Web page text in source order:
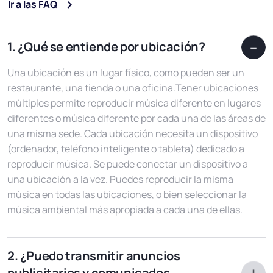
Ir a las FAQ
1. ¿Qué se entiende por ubicación?
Una ubicación es un lugar físico, como pueden ser un
restaurante, una tienda o una oficina.Tener ubicaciones
múltiples permite reproducir música diferente en lugares
diferentes o música diferente por cada una de las áreas de
una misma sede. Cada ubicación necesita un dispositivo
(ordenador, teléfono inteligente o tableta) dedicado a
reproducir música. Se puede conectar un dispositivo a
una ubicación a la vez. Puedes reproducir la misma
música en todas las ubicaciones, o bien seleccionar la
música ambiental más apropiada a cada una de ellas.
2. ¿Puedo transmitir anuncios